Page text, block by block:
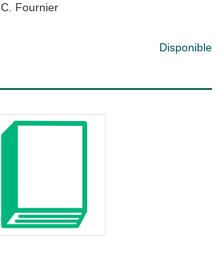
C. Fournier
Disponible